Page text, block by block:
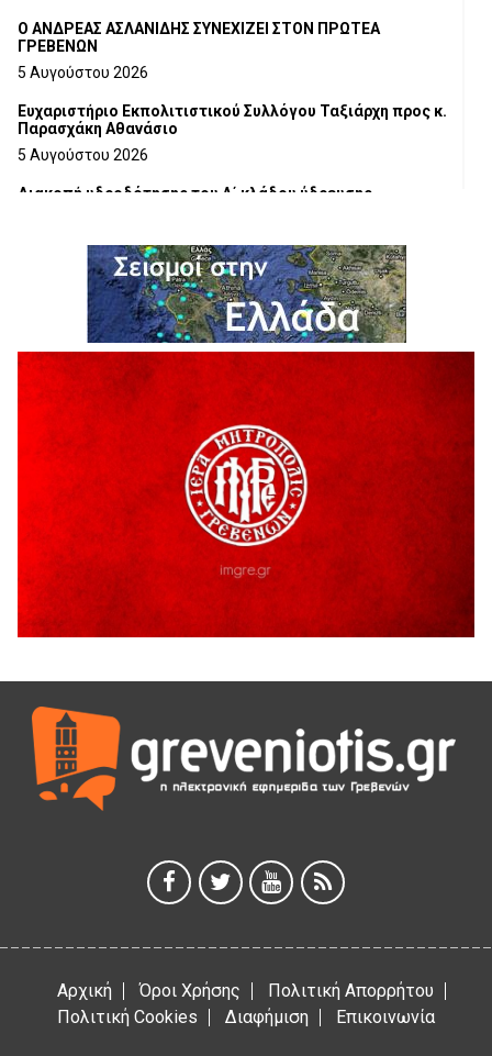
Ο ΑΝΔΡΕΑΣ ΑΣΛΑΝΙΔΗΣ ΣΥΝΕΧΙΖΕΙ ΣΤΟΝ ΠΡΩΤΕΑ
ΓΡΕΒΕΝΩΝ
5 Αυγούστου 2026
Ευχαριστήριο Εκπολιτιστικού Συλλόγου Ταξιάρχη προς κ.
Παρασχάκη Αθανάσιο
5 Αυγούστου 2026
Διακοπή υδροδότησης του Α΄ κλάδου ύδρευσης
Η Marseaux στα Γρεβενά για μια μοναδική συναυλία
5 Αυγούστου 2026
Θερινό Σινεμά στο πλαίσιο του «Πολιτιστικού
Καλοκαιριού 2026» με την βραβευμένη ταινία «Μικρές
Ανάσες».
5 Αυγούστου 2026
Γρεβενά: Συνελήφθη 18χρονος αλλοδαπός, για κλοπή
εξοπλισμού γυμναστηρίου
ΑΗ ΛΑΟΣ | 5 Αυγούστου | Υπαίθριο Θέατρο “Καστράκι”,
41η Γιορτή Κρασιού στο Τρίκωμο – «Γιορτή Παράδοσης»
5 Αυγούστου 2026
ΕΥΧΑΡΙΣΤΙΕΣ Φυσιολατρικού Συλλόγου Γρεβενών
4 Αυγούστου 2026
Έκτακτη χρηματοδότηση 400.000€ για επιπλέον εργασίες
Αρχική Όροι Χρήσης
Πολιτική Απορρήτου
Πολιτική Cookies
Διαφήμιση Επικοινωνία